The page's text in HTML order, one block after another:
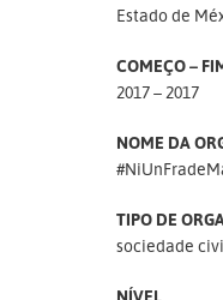
Estado de
COMEÇO –
2017 – 2017
NOME DA
TIPO DE
sociedade
NÍVEL